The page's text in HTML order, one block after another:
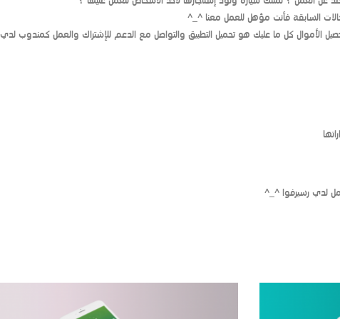
السابقة فأنت مؤهل للعمل معنا ^_^
الأموال كل ما عليك هو تحميل التطبيق والتواصل مع الدعم للإشتراك والعمل كمندوب لدي
لدي رسيرفوا ^_^